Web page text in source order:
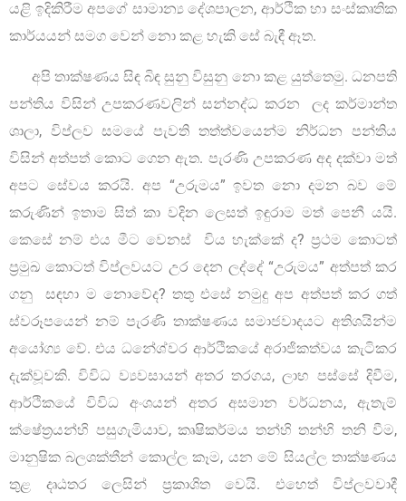
යළි ඉදිකිරීම අපගේ සාමාන්‍ය දේශපාලන, ආර්ථික හා සංස්කෘතික
කාර්යයන් සමග වෙන් නො කළ හැකි සේ බැඳී ඈත.
අපි තාක්ෂණය සිඳ බිඳ සුනු විසුනු නො කළ යුත්තෙමු. ධනපති
පන්තිය විසින් උපකරණවලින් සන්නද්ධ කරන ලද කර්මාන්ත
ශාලා, විප්ලව සමයේ පැවති තත්ත්වයෙන්ම නිර්ධන පන්තිය
විසින් අත්පත් කොට ගෙන ඇත. පැරණි උපකරණ අද දක්වා මත්
අපට සේවය කරයි. අප “උරුමය” ඉවත නො දමන බව මේ
කරුණින් ඉතාම සිත් කා වදින ලෙසත් ඉඳුරාම මත් පෙනී යයි.
කෙසේ නම් එය මීට වෙනස් විය හැක්කේ ද? ප්‍රථම කොටත්
ප්‍රමුඛ කොටත් විප්ලවයට උර දෙන ලද්දේ “උරුමය” අත්පත් කර
ගනු සඳහා ම නොවේද? තතු එසේ නමුදු අප අත්පත් කර ගත්
ස්වරූපයෙන් නම් පැරණි තාක්ෂණය සමාජවාදයට අතිශයින්ම
අයෝග්‍ය වේ. එය ධනේශ්වර ආර්ථිකයේ අරාජිකත්වය කැටිකර
දැක්වූවකි. විවිධ ව්‍යවසායන් අතර තරගය, ලාභ පස්සේ දිවීම,
ආර්ථිකයේ විවිධ අංශයන් අතර අසමාන වර්ධනය, ඇතැම්
ක්ෂේත්‍රයන්හි පසුගැමියාව, කෘෂිකර්මය තන්හි තන්හි තනි වීම,
මානුෂික බලශක්තීන් කොල්ල කෑම, යන මේ සියල්ල තාක්ෂණය
තුළ දෘඨතර ලෙසින් ප්‍රකාශිත වෙයි. එහෙත් විප්ලවවාදී